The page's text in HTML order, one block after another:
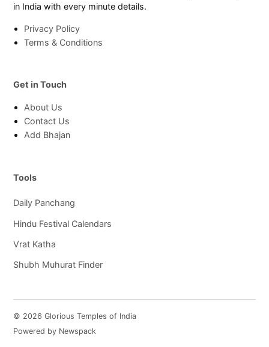
in India with every minute details.
Privacy Policy
Terms & Conditions
Get in Touch
About Us
Contact Us
Add Bhajan
Tools
Daily Panchang
Hindu Festival Calendars
Vrat Katha
Shubh Muhurat Finder
© 2026 Glorious Temples of India
Powered by Newspack